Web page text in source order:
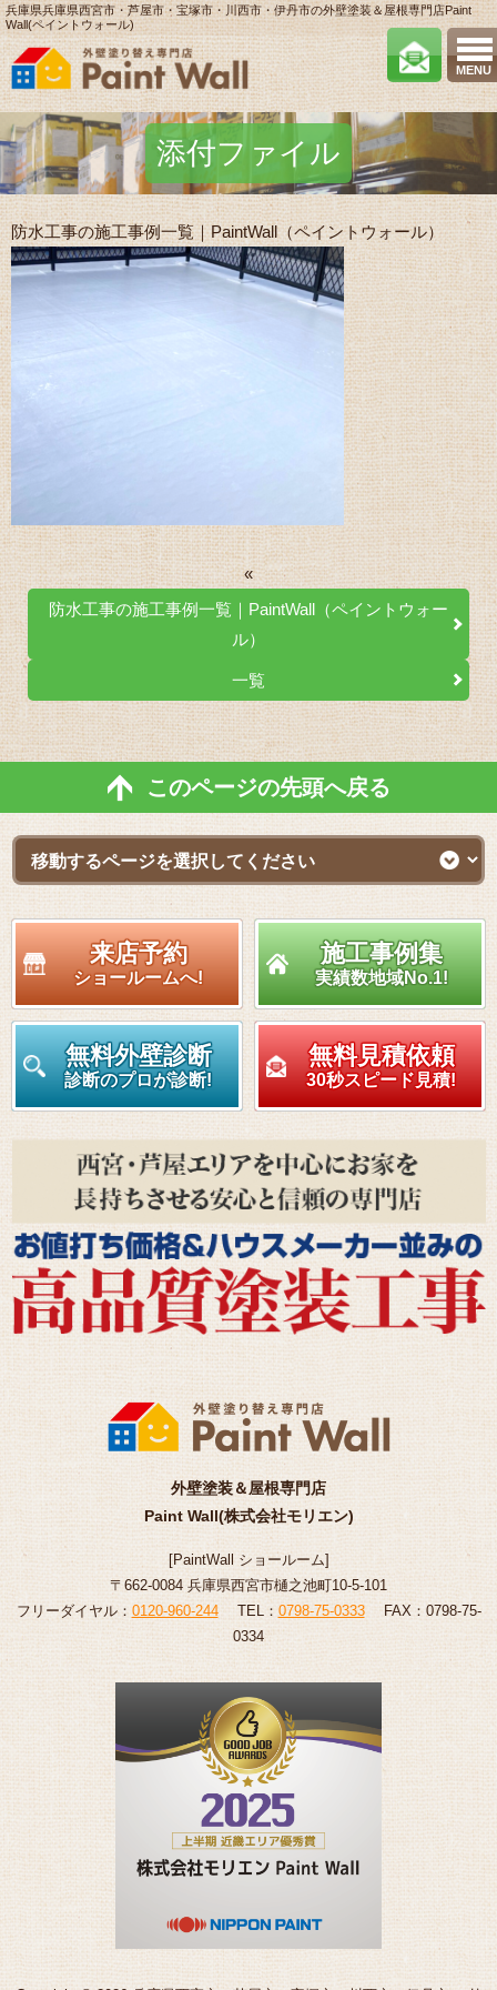
MENU
兵庫県兵庫県西宮市・芦屋市・宝塚市・川西市・伊丹市の外壁塗装＆屋根専門店Paint
Wall(ペイントウォール)
添付ファイル
防水工事の施工事例一覧｜PaintWall（ペイントウォール）
«
防水工事の施工事例一覧｜PaintWall（ペイントウォー
ル）
一覧
このページの先頭へ戻る
来店予約
ショールームへ!
施工事例集
実績数地域No.1!
無料外壁診断
診断のプロが診断!
無料見積依頼
30秒スピード見積!
外壁塗装＆屋根専門店
Paint Wall(株式会社モリエン)
[PaintWall ショールーム]
〒662-0084 兵庫県西宮市樋之池町10-5-101
フリーダイヤル： 0120-960-244TEL： 0798-75-0333FAX：0798-75-
0334